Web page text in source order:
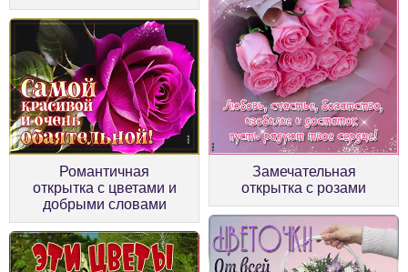
Романтичная
открытка с цветами и
добрыми словами
Замечательная
открытка с розами